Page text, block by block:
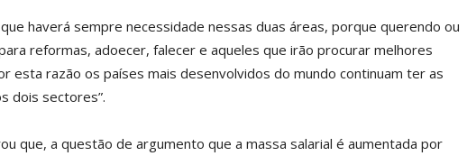
haverá sempre necessidade nessas duas áreas, porque querendo ou
reformas, adoecer, falecer e aqueles que irão procurar melhores
esta razão os países mais desenvolvidos do mundo continuam ter as
dois sectores”.
que, a questão de argumento que a massa salarial é aumentada por